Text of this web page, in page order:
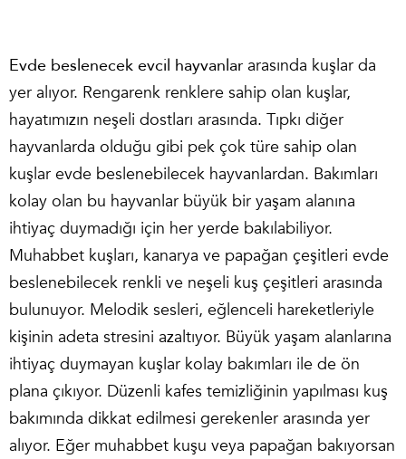
Evde beslenecek evcil hayvanlar arasında kuşlar da
yer alıyor. Rengarenk renklere sahip olan kuşlar,
hayatımızın neşeli dostları arasında. Tıpkı diğer
hayvanlarda olduğu gibi pek çok türe sahip olan
kuşlar evde beslenebilecek hayvanlardan. Bakımları
kolay olan bu hayvanlar büyük bir yaşam alanına
ihtiyaç duymadığı için her yerde bakılabiliyor.
Muhabbet kuşları, kanarya ve papağan çeşitleri evde
beslenebilecek renkli ve neşeli kuş çeşitleri arasında
bulunuyor. Melodik sesleri, eğlenceli hareketleriyle
kişinin adeta stresini azaltıyor. Büyük yaşam alanlarına
ihtiyaç duymayan kuşlar kolay bakımları ile de ön
plana çıkıyor. Düzenli kafes temizliğinin yapılması kuş
bakımında dikkat edilmesi gerekenler arasında yer
alıyor. Eğer muhabbet kuşu veya papağan bakıyorsan